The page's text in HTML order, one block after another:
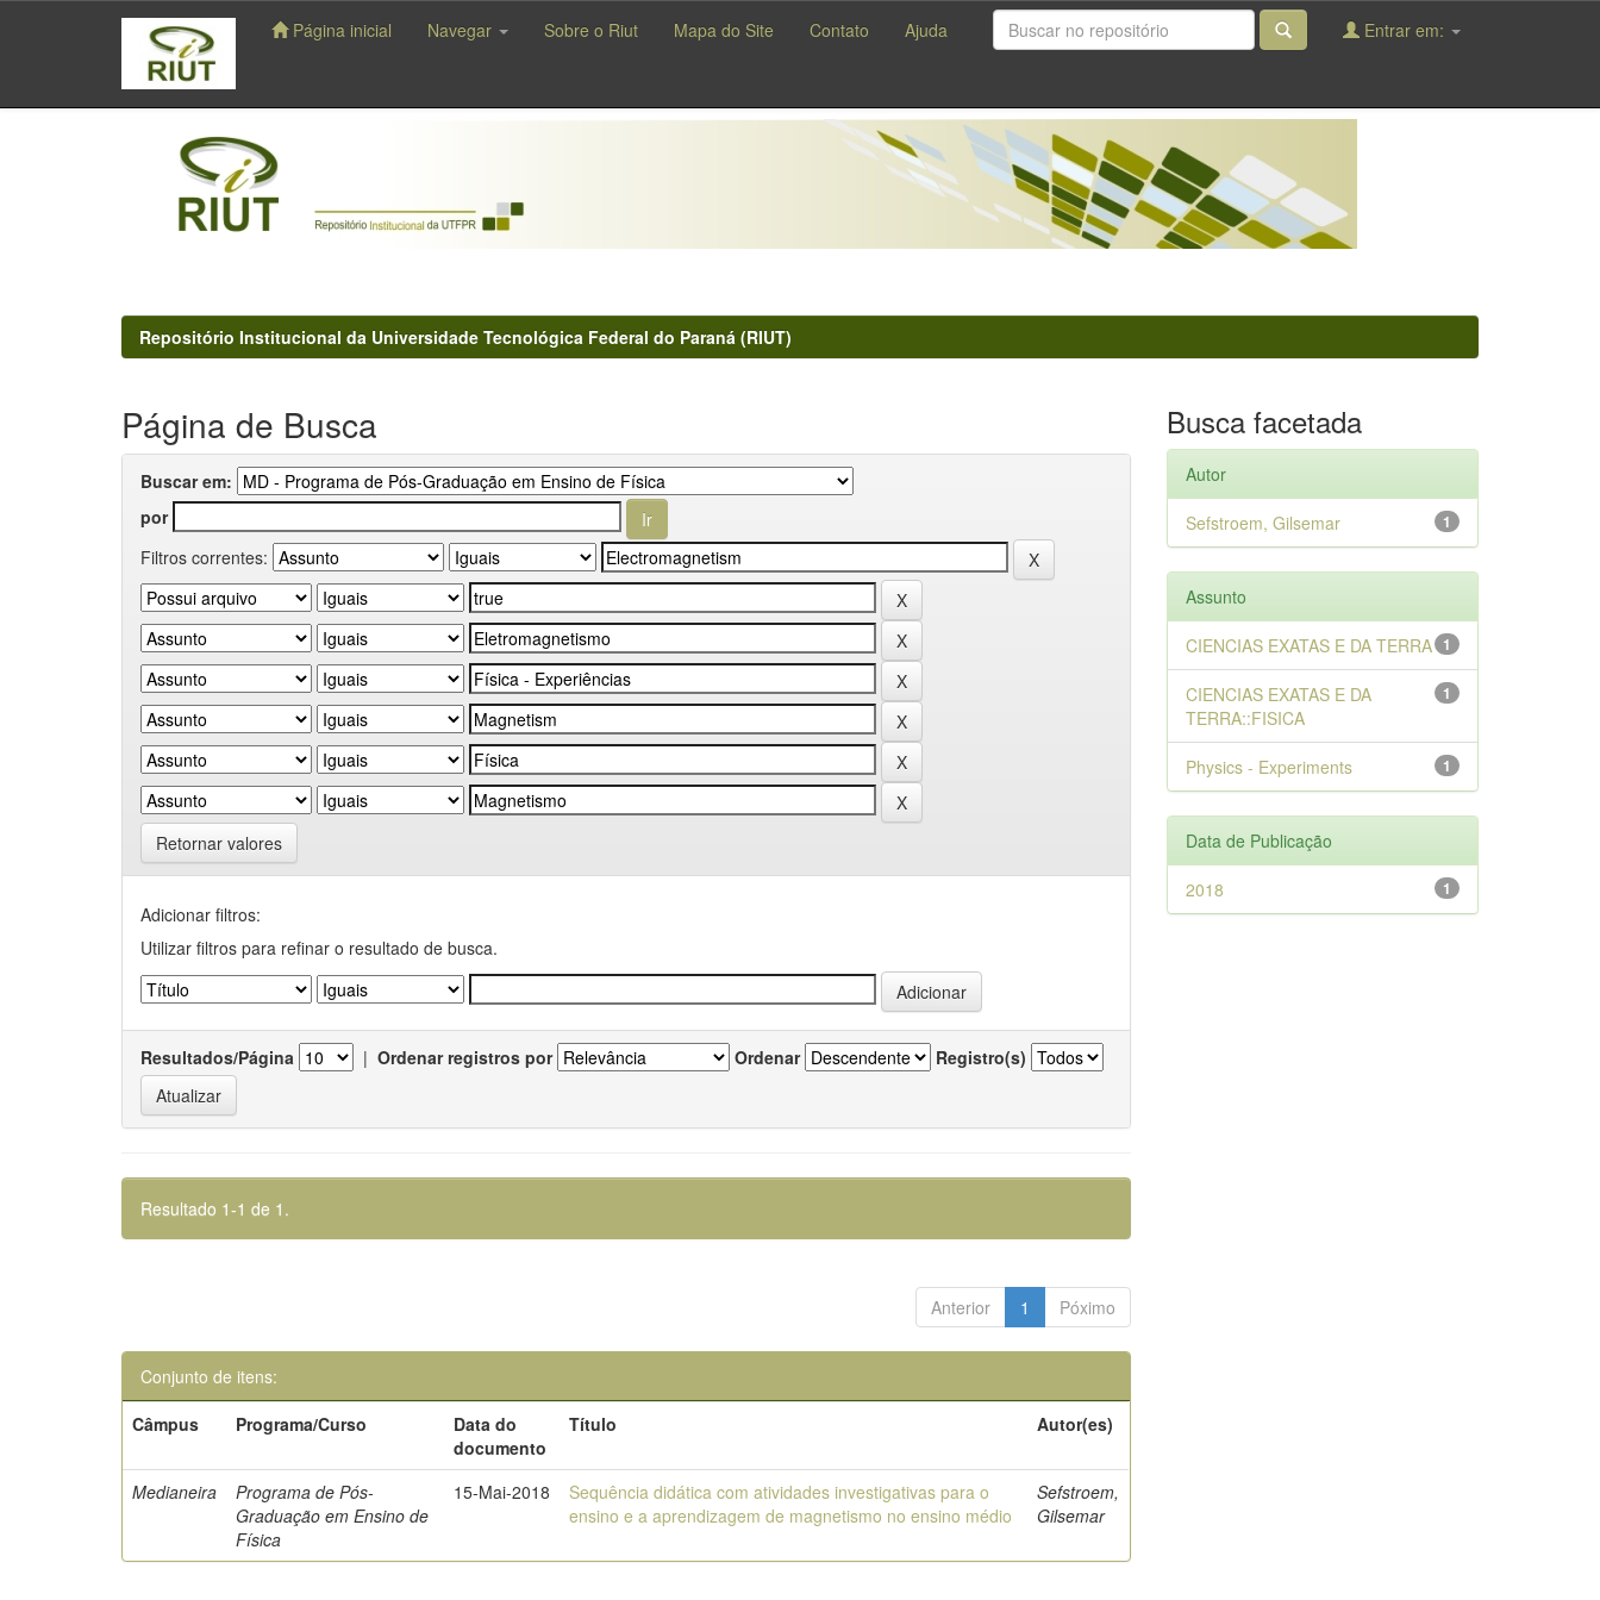
navigation
Página inicial Navegar Sobre o Riut Mapa do Site Contato Ajuda Entrar em:
Repositório Institucional da Universidade Tecnológica Federal do Paraná (RIUT)
Página de Busca
Buscar em:
por
Filtros correntes:
Retornar valores
Adicionar filtros:
Utilizar filtros para refinar o resultado de busca.
Resultados/Página | Ordenar registros por Ordenar Registro(s)
Resultado 1-1 de 1.
Anterior 1 Póximo
Conjunto de itens:
Câmpus
Programa/Curso
Data do
documento
Título Autor(es)
Medianeira
Programa de Pós-
Graduação em Ensino de
Física
15-Mai-2018
Sequência didática com atividades investigativas para o
ensino e a aprendizagem de magnetismo no ensino médio
Sefstroem,
Gilsemar
Busca facetada
Autor
1
Sefstroem, Gilsemar
Assunto
1
CIENCIAS EXATAS E DA TERRA
1
CIENCIAS EXATAS E DA
TERRA::FISICA
1
Physics - Experiments
Data de Publicação
1
2018